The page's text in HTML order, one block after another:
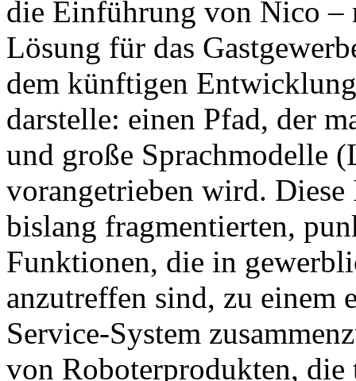
die Einführung von Nico –
Lösung für das
dem künftigen
darstelle: einen Pfad, der
und große Sprachmodelle
vorangetrieben wird.
bislang fragmentierten,
Funktionen, die in
anzutreffen sind, zu einem
Service-System
von Roboterprodukten,